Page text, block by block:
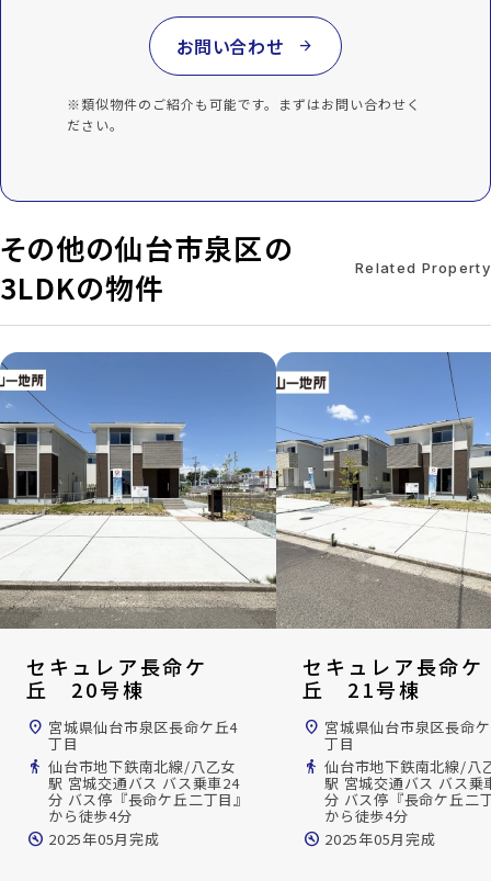
お問い合わせ arrow_forward
※類似物件のご紹介も可能です。まずはお問い合わせく
ださい。
その他の仙台市泉区の
3LDKの物件
Related Property
セキュレア長命ケ
丘 20号棟
location_on 宮城県仙台市泉区長命ケ丘4
丁目
directions_walk 仙台市地下鉄南北線/八乙女
駅 宮城交通バス バス乗車24
分 バス停『長命ケ丘二丁目』
から徒歩4分
build_circle 2025年05月完成
セキュレア長命ケ
丘 21号棟
location_on 宮城県仙台市泉区長命
丁目
directions_walk 仙台市地下鉄南北線/八
駅 宮城交通バス バス乗
分 バス停『長命ケ丘二
から徒歩4分
build_circle 2025年05月完成